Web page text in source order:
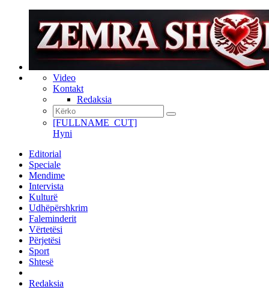
Video
Kontakt
Redaksia
[FULLNAME_CUT]
Hyni
Editorial
Speciale
Mendime
Intervista
Kulturë
Udhëpërshkrim
Faleminderit
Vërtetësi
Përjetësi
Sport
Shtesë
Redaksia